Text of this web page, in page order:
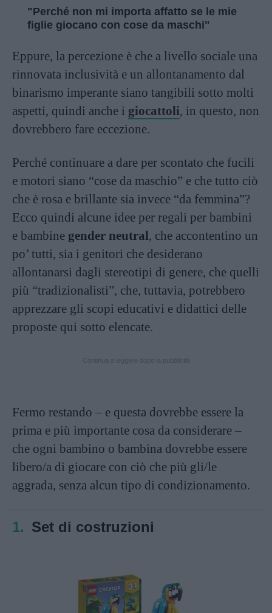
"Perché non mi importa affatto se le mie
figlie giocano con cose da maschi"
Eppure, la percezione è che a livello sociale una
rinnovata inclusività e un allontanamento dal
binarismo imperante siano tangibili sotto molti
aspetti, quindi anche i giocattoli, in questo, non
dovrebbero fare eccezione.
Perché continuare a dare per scontato che fucili
e motori siano “cose da maschio” e che tutto ciò
che è rosa e brillante sia invece “da femmina”?
Ecco quindi alcune idee per regali per bambini
e bambine gender neutral, che accontentino un
po’ tutti, sia i genitori che desiderano
allontanarsi dagli stereotipi di genere, che quelli
più “tradizionalisti”, che, tuttavia, potrebbero
apprezzare gli scopi educativi e didattici delle
proposte qui sotto elencate.
Fermo restando – e questa dovrebbe essere la
prima e più importante cosa da considerare –
che ogni bambino o bambina dovrebbe essere
libero/a di giocare con ciò che più gli/le
aggrada, senza alcun tipo di condizionamento.
1. Set di costruzioni